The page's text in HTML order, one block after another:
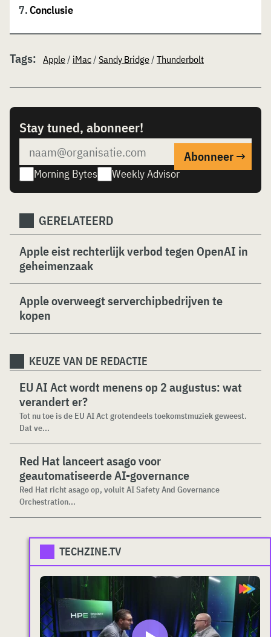
7.Conclusie
Tags: Apple/ iMac/ Sandy Bridge/ Thunderbolt
Stay tuned, abonneer!
Morning Bytes Weekly Advisor
GERELATEERD
Apple eist rechterlijk verbod tegen OpenAI in
geheimenzaak
Apple overweegt serverchipbedrijven te
kopen
KEUZE VAN DE REDACTIE
EU AI Act wordt menens op 2 augustus: wat
verandert er?
Tot nu toe is de EU AI Act grotendeels toekomstmuziek geweest.
Dat ve...
Red Hat lanceert asago voor
geautomatiseerde AI-governance
Red Hat richt asago op, voluit AI Safety And Governance
Orchestration...
TECHZINE.TV